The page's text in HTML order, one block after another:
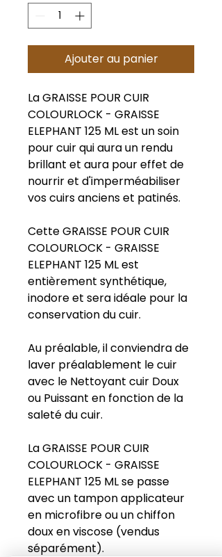
Ajouter au panier
La GRAISSE POUR CUIR
COLOURLOCK - GRAISSE
ELEPHANT 125 ML est un soin
pour cuir qui aura un rendu
brillant et aura pour effet de
nourrir et d'imperméabiliser
vos cuirs anciens et patinés.
Cette GRAISSE POUR CUIR
COLOURLOCK - GRAISSE
ELEPHANT 125 ML est
entièrement synthétique,
inodore et sera idéale pour la
conservation du cuir.
Au préalable, il conviendra de
laver préalablement le cuir
avec le Nettoyant cuir Doux
ou Puissant en fonction de la
saleté du cuir.
La GRAISSE POUR CUIR
COLOURLOCK - GRAISSE
ELEPHANT 125 ML se passe
avec un tampon applicateur
en microfibre ou un chiffon
doux en viscose (vendus
séparément).